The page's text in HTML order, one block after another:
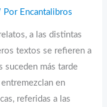
Por Encantalibros
a las distintas
textos se refieren a
suceden más tarde
en
referidas a las